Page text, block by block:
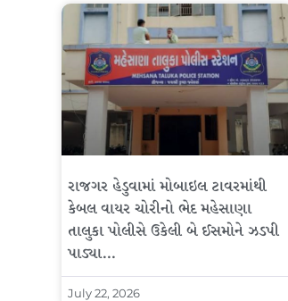
રાજગર હેડુવામાં મોબાઇલ ટાવરમાંથી
કેબલ વાયર ચોરીનો ભેદ મહેસાણા
તાલુકા પોલીસે ઉકેલી બે ઈસમોને ઝડપી
પાડ્યા…
July 22, 2026